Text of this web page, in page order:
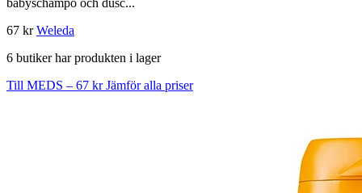
babyschampo och dusc...
67 krWeleda
6 butiker har produkten i lager
Till MEDS – 67 krJämför alla priser